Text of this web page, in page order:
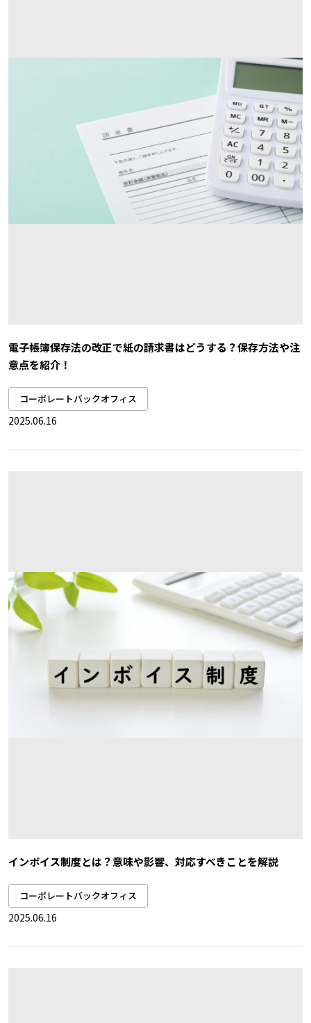
電子帳簿保存法の改正で紙の請求書はどうする？保存方法や注
意点を紹介！
コーポレートバックオフィス
2025.06.16
インボイス制度とは？意味や影響、対応すべきことを解説
コーポレートバックオフィス
2025.06.16